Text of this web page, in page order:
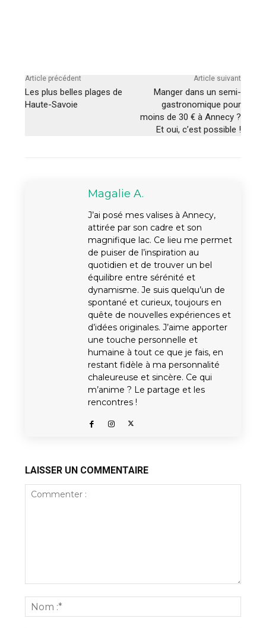
Article précédent
Les plus belles plages de
Haute-Savoie
Article suivant
Manger dans un semi-
gastronomique pour
moins de 30 € à Annecy ?
Et oui, c’est possible !
Magalie A.
J’ai posé mes valises à Annecy,
attirée par son cadre et son
magnifique lac. Ce lieu me permet
de puiser de l’inspiration au
quotidien et de trouver un bel
équilibre entre sérénité et
dynamisme. Je suis quelqu’un de
spontané et curieux, toujours en
quête de nouvelles expériences et
d’idées originales. J’aime apporter
une touche personnelle et
humaine à tout ce que je fais, en
restant fidèle à ma personnalité
chaleureuse et sincère. Ce qui
m’anime ? Le partage et les
rencontres !
LAISSER UN COMMENTAIRE
:*